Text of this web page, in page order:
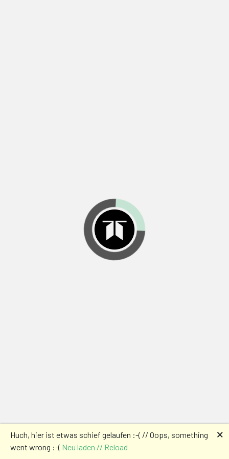
Huch, hier ist etwas schief gelaufen :-( // Oops, something
went wrong :-( Neu laden // Reload
🗙